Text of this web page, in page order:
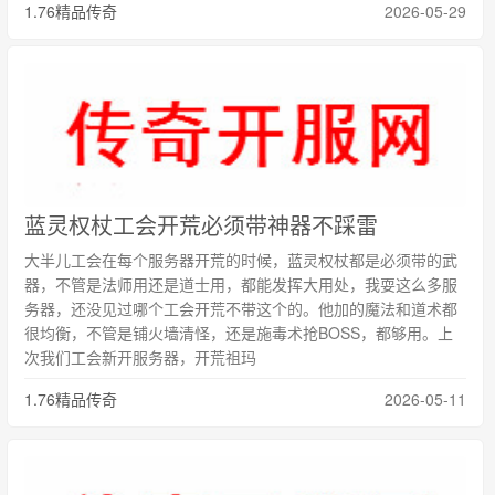
1.76精品传奇 2026-05-29
蓝灵权杖工会开荒必须带神器不踩雷
大半儿工会在每个服务器开荒的时候，蓝灵权杖都是必须带的武
器，不管是法师用还是道士用，都能发挥大用处，我耍这么多服
务器，还没见过哪个工会开荒不带这个的。他加的魔法和道术都
很均衡，不管是铺火墙清怪，还是施毒术抢BOSS，都够用。上
次我们工会新开服务器，开荒祖玛
1.76精品传奇
2026-05-11